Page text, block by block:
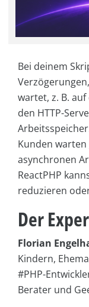
Bei deinem
wartet, z. B.
den HTTP-
Kunden
asynchronen
ReactPHP
reduzieren
Der
Florian
Kindern,
#PHP-
Berater und